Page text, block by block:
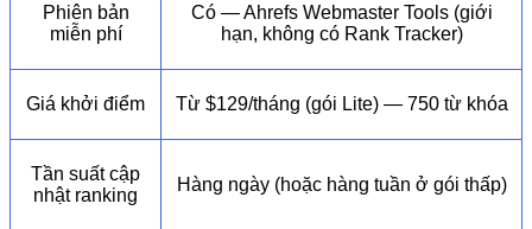
Phiên bản
miễn phí
Có — Ahrefs Webmaster Tools (giới
hạn, không có Rank Tracker)
Giá khởi điểm Từ $129/tháng (gói Lite) — 750 từ khóa
Tần suất cập
nhật ranking
Hàng ngày (hoặc hàng tuần ở gói thấp)